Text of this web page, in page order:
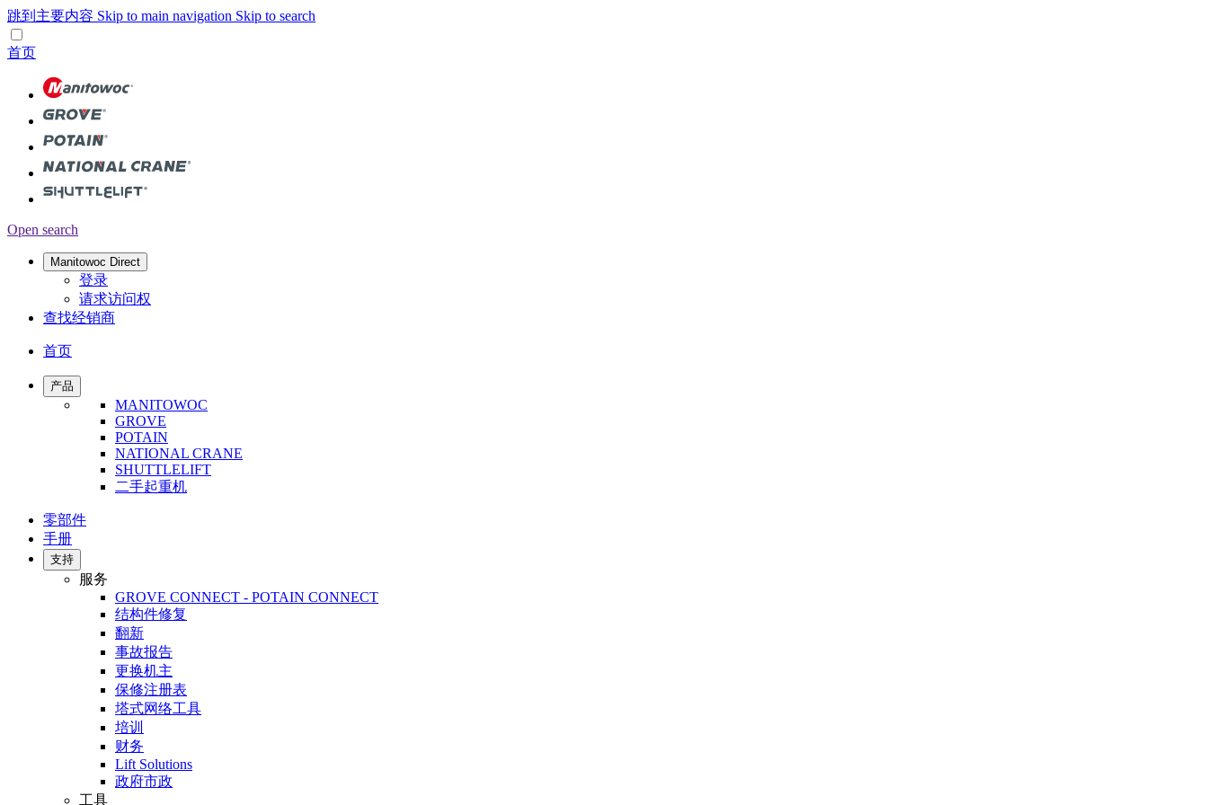
跳到主要内容 Skip to main navigation Skip to search
首页
Open search
Manitowoc Direct
登录
请求访问权
查找经销商
首页
产品
MANITOWOC
GROVE
POTAIN
NATIONAL CRANE
SHUTTLELIFT
二手起重机
零部件
手册
支持
服务
GROVE CONNECT - POTAIN CONNECT
结构件修复
翻新
事故报告
更换机主
保修注册表
塔式网络工具
培训
财务
Lift Solutions
政府市政
工具